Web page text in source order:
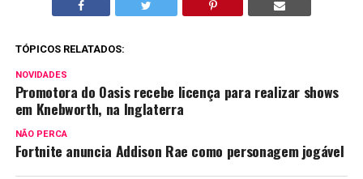
TÓPICOS RELATADOS:
NOVIDADES
Promotora do Oasis recebe licença para realizar shows
em Knebworth, na Inglaterra
NÃO PERCA
Fortnite anuncia Addison Rae como personagem jogável